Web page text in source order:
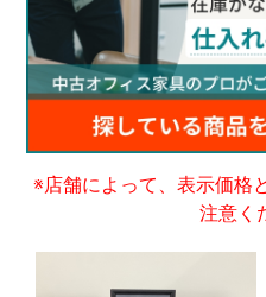
※店舗によって、表示価格
注意く